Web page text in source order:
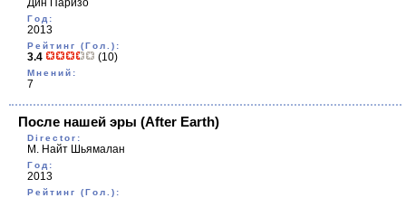
Дин Паризо
Год:
2013
Рейтинг (Гол.):
3.4 (10)
Мнений:
7
После нашей эры (After Earth)
Director:
М. Найт Шьямалан
Год:
2013
Рейтинг (Гол.):